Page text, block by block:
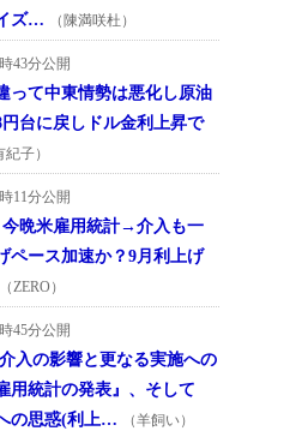
ズ…
（陳満咲杜）
43分公開
って中東情勢は悪化し原油
台に戻しドル金利上昇で
紀子）
11分公開
今晩米雇用統計→介入も一
ペース加速か？9月利上げ
（ZERO）
45分公開
入の影響と更なる実施への
用統計の発表』、そして
の思惑(利上…
（羊飼い）